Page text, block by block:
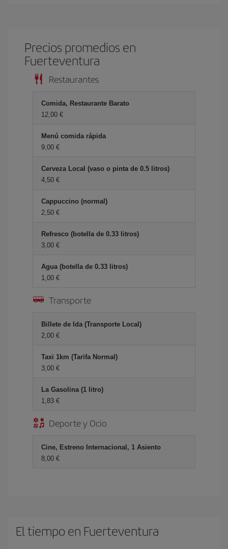
Precios promedios en
Fuerteventura
Restaurantes
Comida, Restaurante Barato
12,00 €
Menú comida rápida
9,00 €
Cerveza Local (vaso o pinta de 0.5 litros)
4,50 €
Cappuccino (normal)
2,50 €
Refresco (botella de 0.33 litros)
3,00 €
Agua (botella de 0.33 litros)
1,00 €
Transporte
Billete de Ida (Transporte Local)
2,00 €
Taxi 1km (Tarifa Normal)
3,00 €
La Gasolina (1 litro)
1,83 €
Deporte y Ocio
Cine, Estreno Internacional, 1 Asiento
8,00 €
El tiempo en Fuerteventura